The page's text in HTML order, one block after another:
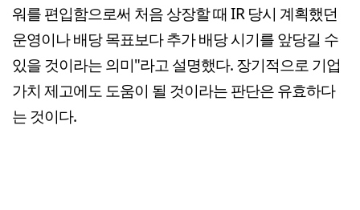
워를 편입함으로써 처음 상장할 때 IR 당시 계획했던
운영이나 배당 목표보다 추가 배당 시기를 앞당길 수
있을 것이라는 의미"라고 설명했다. 장기적으로 기업
가치 제고에도 도움이 될 것이라는 판단은 유효하다
는 것이다.